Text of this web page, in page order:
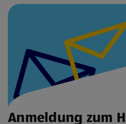
Anmeldung zum